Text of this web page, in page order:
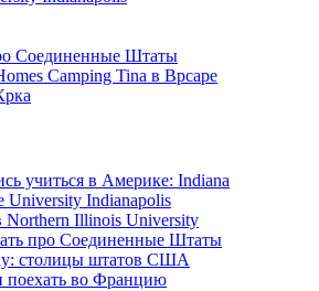
Соединенные Штаты
Camping Tina в Врсаре
учиться в Америке: Indiana
University Indianapolis
Northern Illinois University
про Соединенные Штаты
столицы штатов США
во Францию